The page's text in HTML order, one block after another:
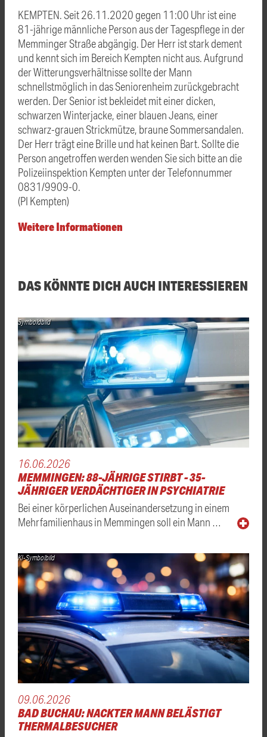
KEMPTEN. Seit 26.11.2020 gegen 11:00 Uhr ist eine
81-jährige männliche Person aus der Tagespflege in der
Memminger Straße abgängig. Der Herr ist stark dement
und kennt sich im Bereich Kempten nicht aus. Aufgrund
der Witterungsverhältnisse sollte der Mann
schnellstmöglich in das Seniorenheim zurückgebracht
werden. Der Senior ist bekleidet mit einer dicken,
schwarzen Winterjacke, einer blauen Jeans, einer
schwarz-grauen Strickmütze, braune Sommersandalen.
Der Herr trägt eine Brille und hat keinen Bart. Sollte die
Person angetroffen werden wenden Sie sich bitte an die
Polizeiinspektion Kempten unter der Telefonnummer
0831/9909-0.
(PI Kempten)
Weitere Informationen
DAS KÖNNTE DICH AUCH INTERESSIEREN
Symboldbild
16.06.2026
MEMMINGEN: 88-JÄHRIGE STIRBT - 35-
JÄHRIGER VERDÄCHTIGER IN PSYCHIATRIE
Bei einer körperlichen Auseinandersetzung in einem
Mehrfamilienhaus in Memmingen soll ein Mann …
KI-Symbolbild
09.06.2026
BAD BUCHAU: NACKTER MANN BELÄSTIGT
THERMALBESUCHER